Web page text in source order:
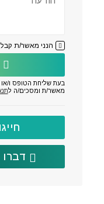
הנני מאשר/ת
בעת שליחת הטופס ו/או
מאשר/ת ומסכים/ה ל
חייגו: 073-